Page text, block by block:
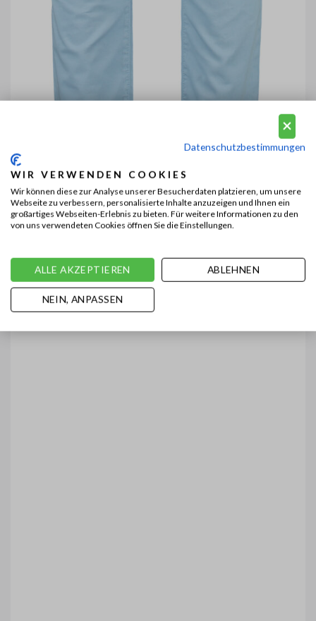
Datenschutzbestimmungen
WIR VERWENDEN COOKIES
Wir können diese zur Analyse unserer Besucherdaten platzieren, um unsere
Webseite zu verbessern, personalisierte Inhalte anzuzeigen und Ihnen ein
großartiges Webseiten-Erlebnis zu bieten. Für weitere Informationen zu den
von uns verwendeten Cookies öffnen Sie die Einstellungen.
ALLE AKZEPTIEREN ABLEHNEN
NEIN, ANPASSEN